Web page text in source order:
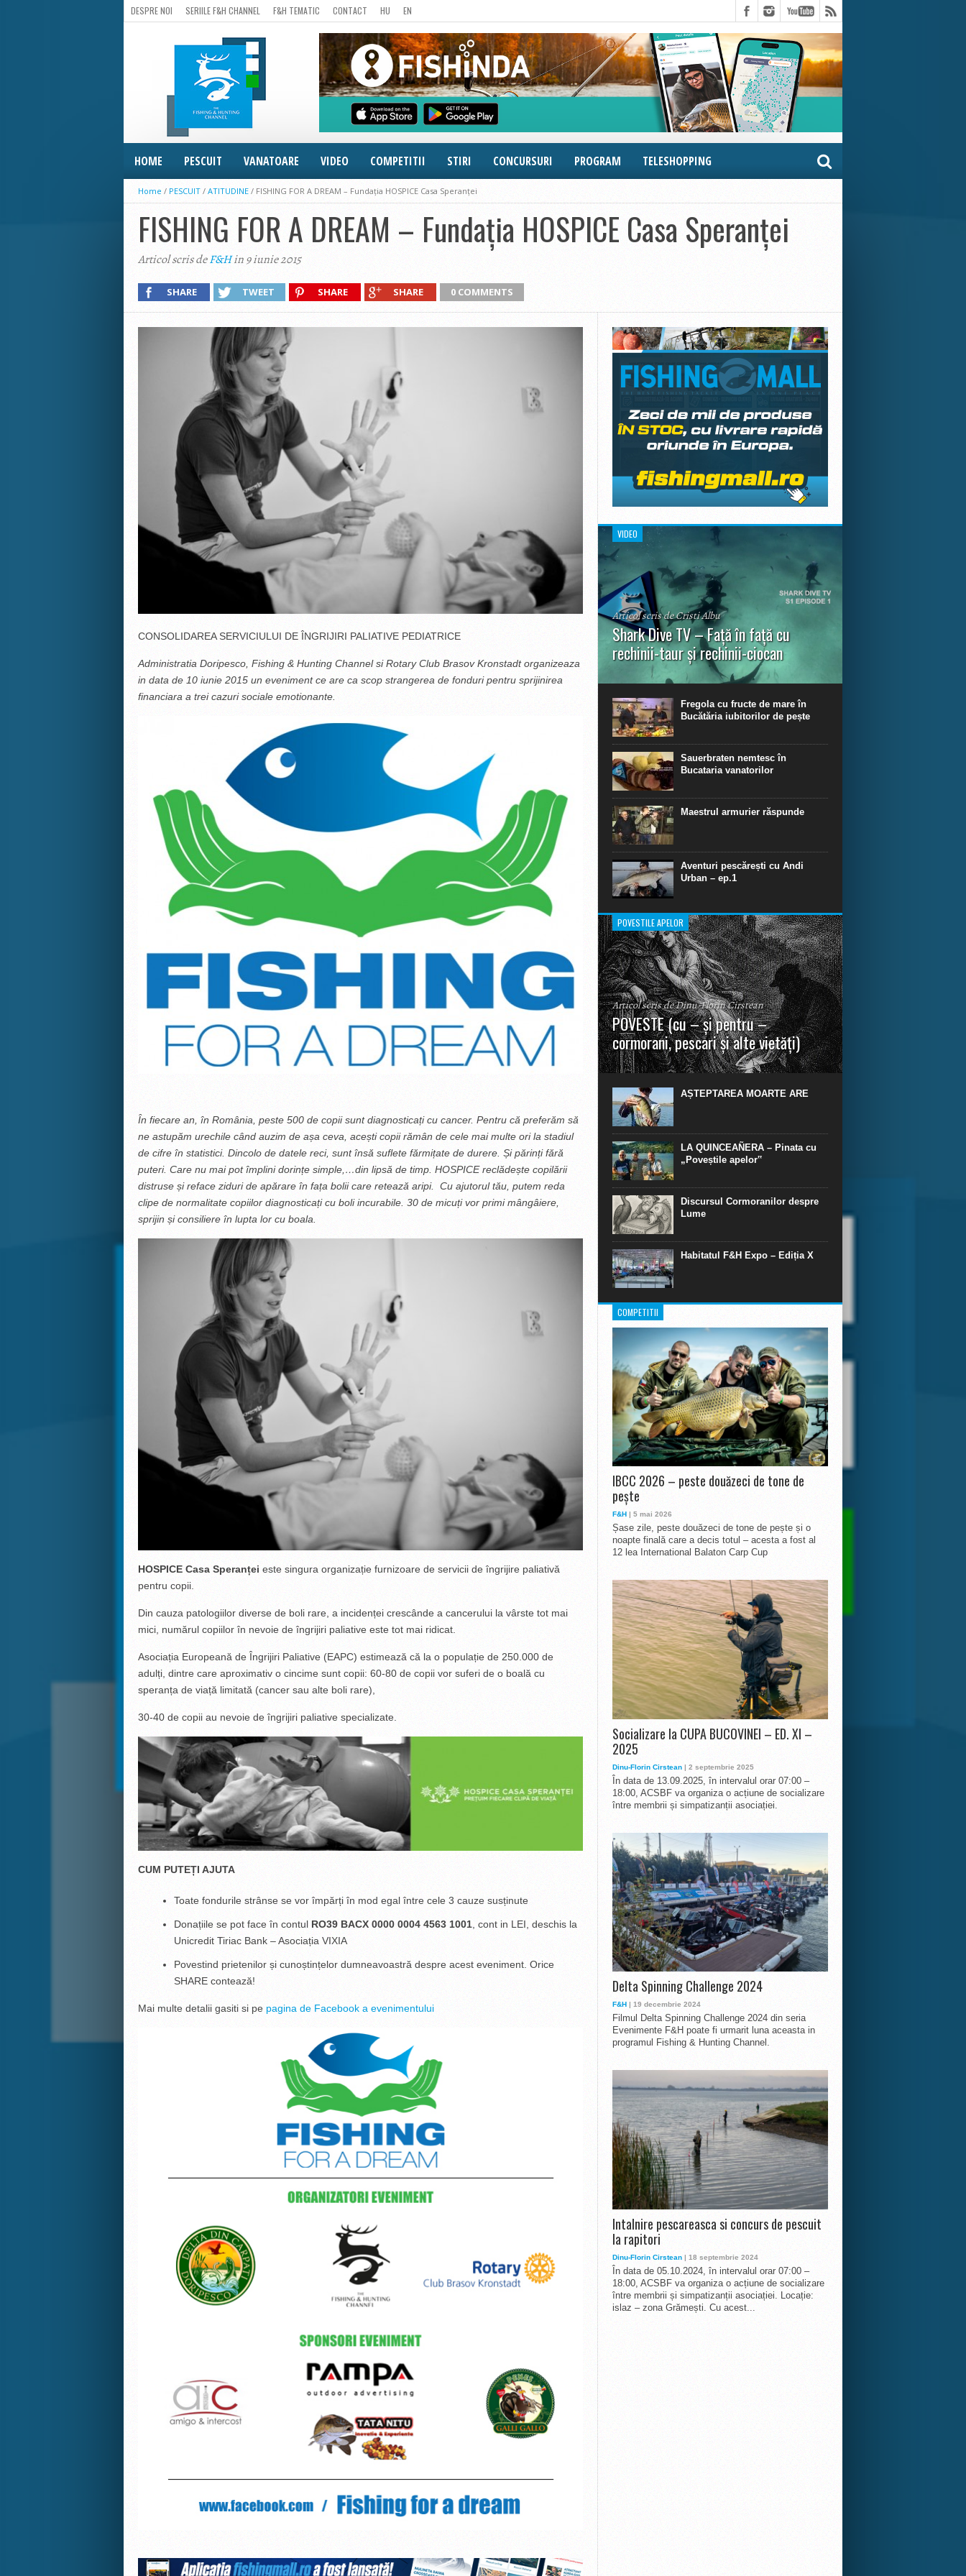
DESPRE NOI SERIILE F&H CHANNEL F&H TEMATIC CONTACT HU EN
HOME PESCUIT VANATOARE VIDEO COMPETITII STIRI CONCURSURI PROGRAM TELESHOPPING
Home / PESCUIT / ATITUDINE / FISHING FOR A DREAM – Fundația HOSPICE Casa Speranței
FISHING FOR A DREAM – Fundația HOSPICE Casa Speranței
Articol scris deF&Hin 9 iunie 2015
SHARE TWEET SHARE SHARE 0 COMMENTS
CONSOLIDAREA SERVICIULUI DE ÎNGRIJIRI PALIATIVE PEDIATRICE
Administratia Doripesco, Fishing & Hunting Channel si Rotary Club Brasov Kronstadt organizeaza
in data de 10 iunie 2015 un eveniment ce are ca scop strangerea de fonduri pentru sprijinirea
financiara a trei cazuri sociale emotionante.
În fiecare an, în România, peste 500 de copii sunt diagnosticați cu cancer. Pentru că preferăm să
ne astupăm urechile când auzim de așa ceva, acești copii rămân de cele mai multe ori la stadiul
de cifre în statistici. Dincolo de datele reci, sunt însă suflete fărmițate de durere. Și părinți fără
puteri. Care nu mai pot împlini dorințe simple,…din lipsă de timp. HOSPICE reclădește copilării
distruse și reface ziduri de apărare în fața bolii care retează aripi. Cu ajutorul tău, putem reda
clipe de normalitate copiilor diagnosticați cu boli incurabile. 30 de micuți vor primi mângâiere,
sprijin și consiliere în lupta lor cu boala.
HOSPICE Casa Speranței este singura organizație furnizoare de servicii de îngrijire paliativă
pentru copii.
Din cauza patologiilor diverse de boli rare, a incidenței crescânde a cancerului la vârste tot mai
mici, numărul copiilor în nevoie de îngrijiri paliative este tot mai ridicat.
Asociația Europeană de Îngrijiri Paliative (EAPC) estimează că la o populație de 250.000 de
adulți, dintre care aproximativ o cincime sunt copii: 60-80 de copii vor suferi de o boală cu
speranța de viață limitată (cancer sau alte boli rare),
30-40 de copii au nevoie de îngrijiri paliative specializate.
CUM PUTEȚI AJUTA
Toate fondurile strânse se vor împărți în mod egal între cele 3 cauze susținute
Donațiile se pot face în contul RO39 BACX 0000 0004 4563 1001, cont in LEI, deschis la
Unicredit Tiriac Bank – Asociația VIXIA
Povestind prietenilor și cunoștințelor dumneavoastră despre acest eveniment. Orice
SHARE contează!
Mai multe detalii gasiti si pe pagina de Facebook a evenimentului
VIDEO
Articol scris de Cristi Albu
Shark Dive TV – Față în față cu
rechinii-taur și rechinii-ciocan
În primul episod din Shark Dive TV, telespectatorii
extraordinare de scufundare cu rechini.
Fregola cu fructe de mare în
Bucătăria iubitorilor de pește
Sauerbraten nemtesc în
Bucataria vanatorilor
Maestrul armurier răspunde
Aventuri pescărești cu Andi
Urban – ep.1
POVESTILE APELOR
Articol scris de Dinu-Florin Cirstean
POVESTE (cu – și pentru –
cormorani, pescari și alte vietăți)
”La urma urmei, cred că legendele și miturile sunt
în mare parte făcute din „adevăr”.“ R. R. Tolkien.
AȘTEPTAREA MOARTE ARE
LA QUINCEAÑERA – Pinata cu
„Poveștile apelor‟
Discursul Cormoranilor despre
Lume
Habitatul F&H Expo – Ediția X
COMPETITII
IBCC 2026 – peste douăzeci de tone de
pește
F&H | 5 mai 2026
Șase zile, peste douăzeci de tone de pește și o
noapte finală care a decis totul – acesta a fost al
12 lea International Balaton Carp Cup
Socializare la CUPA BUCOVINEI – ED. XI –
2025
Dinu-Florin Cirstean | 2 septembrie 2025
În data de 13.09.2025, în intervalul orar 07:00 –
18:00, ACSBF va organiza o acțiune de socializare
între membrii și simpatizanții asociației.
Delta Spinning Challenge 2024
F&H | 19 decembrie 2024
Filmul Delta Spinning Challenge 2024 din seria
Evenimente F&H poate fi urmarit luna aceasta in
programul Fishing & Hunting Channel.
Intalnire pescareasca si concurs de pescuit
la rapitori
Dinu-Florin Cirstean | 18 septembrie 2024
În data de 05.10.2024, în intervalul orar 07:00 –
18:00, ACSBF va organiza o acțiune de socializare
între membrii și simpatizanții asociației. Locație:
islaz – zona Grămești. Cu acest...